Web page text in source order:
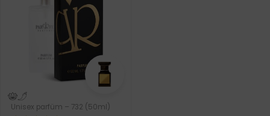
Unisex parfüm – 732 (50ml)